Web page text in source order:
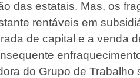
das estatais. Mas, os
rentáveis em
de capital e a venda
do Grupo de Trabalho